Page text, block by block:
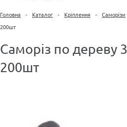
Головна - Каталог - Кріплення - Саморізи
200шт
Саморіз по дереву
200шт